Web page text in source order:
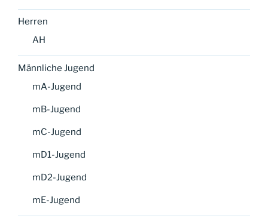
Herren
AH
Männliche Jugend
mA-Jugend
mB-Jugend
mC-Jugend
mD1-Jugend
mD2-Jugend
mE-Jugend